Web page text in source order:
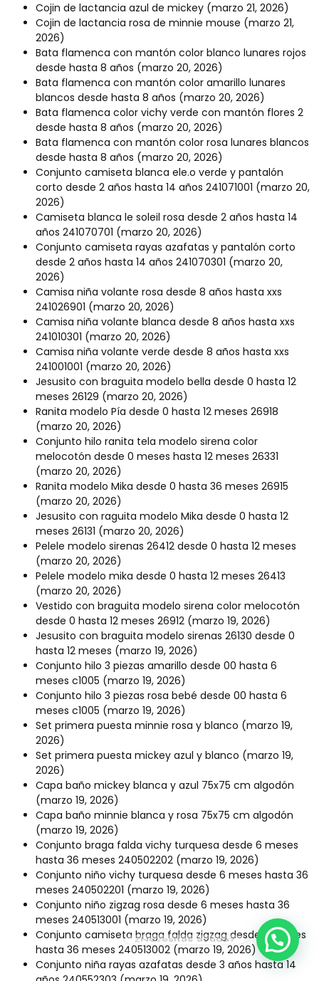
Cojin de lactancia azul de mickey (marzo 21, 2026)
Cojin de lactancia rosa de minnie mouse (marzo 21,
2026)
Bata flamenca con mantón color blanco lunares rojos
desde hasta 8 años (marzo 20, 2026)
Bata flamenca con mantón color amarillo lunares
blancos desde hasta 8 años (marzo 20, 2026)
Bata flamenca color vichy verde con mantón flores 2
desde hasta 8 años (marzo 20, 2026)
Bata flamenca con mantón color rosa lunares blancos
desde hasta 8 años (marzo 20, 2026)
Conjunto camiseta blanca ele.o verde y pantalón
corto desde 2 años hasta 14 años 241071001 (marzo 20,
2026)
Camiseta blanca le soleil rosa desde 2 años hasta 14
años 241070701 (marzo 20, 2026)
Conjunto camiseta rayas azafatas y pantalón corto
desde 2 años hasta 14 años 241070301 (marzo 20,
2026)
Camisa niña volante rosa desde 8 años hasta xxs
241026901 (marzo 20, 2026)
Camisa niña volante blanca desde 8 años hasta xxs
241010301 (marzo 20, 2026)
Camisa niña volante verde desde 8 años hasta xxs
241001001 (marzo 20, 2026)
Jesusito con braguita modelo bella desde 0 hasta 12
meses 26129 (marzo 20, 2026)
Ranita modelo Pía desde 0 hasta 12 meses 26918
(marzo 20, 2026)
Conjunto hilo ranita tela modelo sirena color
melocotón desde 0 meses hasta 12 meses 26331
(marzo 20, 2026)
Ranita modelo Mika desde 0 hasta 36 meses 26915
(marzo 20, 2026)
Jesusito con raguita modelo Mika desde 0 hasta 12
meses 26131 (marzo 20, 2026)
Pelele modelo sirenas 26412 desde 0 hasta 12 meses
(marzo 20, 2026)
Pelele modelo mika desde 0 hasta 12 meses 26413
(marzo 20, 2026)
Vestido con braguita modelo sirena color melocotón
desde 0 hasta 12 meses 26912 (marzo 19, 2026)
Jesusito con braguita modelo sirenas 26130 desde 0
hasta 12 meses (marzo 19, 2026)
Conjunto hilo 3 piezas amarillo desde 00 hasta 6
meses c1005 (marzo 19, 2026)
Conjunto hilo 3 piezas rosa bebé desde 00 hasta 6
meses c1005 (marzo 19, 2026)
Set primera puesta minnie rosa y blanco (marzo 19,
2026)
Set primera puesta mickey azul y blanco (marzo 19,
2026)
Capa baño mickey blanca y azul 75x75 cm algodón
(marzo 19, 2026)
Capa baño minnie blanca y rosa 75x75 cm algodón
(marzo 19, 2026)
Conjunto braga falda vichy turquesa desde 6 meses
hasta 36 meses 240502202 (marzo 19, 2026)
Conjunto niño vichy turquesa desde 6 meses hasta 36
meses 240502201 (marzo 19, 2026)
Conjunto niño zigzag rosa desde 6 meses hasta 36
meses 240513001 (marzo 19, 2026)
Conjunto camiseta braga falda zigzag desde 6 meses
hasta 36 meses 240513002 (marzo 19, 2026)
Conjunto niña rayas azafatas desde 3 años hasta 14
¿Necesitas ayuda?